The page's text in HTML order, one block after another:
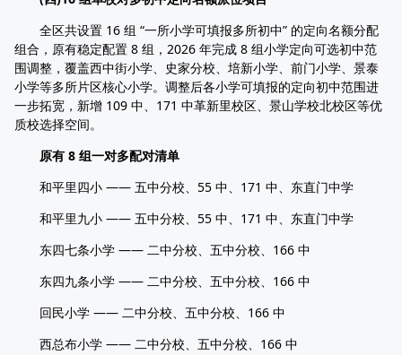
全区共设置 16 组 “一所小学可填报多所初中” 的定向名额分配
组合，原有稳定配置 8 组，2026 年完成 8 组小学定向可选初中范
围调整，覆盖西中街小学、史家分校、培新小学、前门小学、景泰
小学等多所片区核心小学。调整后各小学可填报的定向初中范围进
一步拓宽，新增 109 中、171 中革新里校区、景山学校北校区等优
质校选择空间。
原有 8 组一对多配对清单
和平里四小 —— 五中分校、55 中、171 中、东直门中学
和平里九小 —— 五中分校、55 中、171 中、东直门中学
东四七条小学 —— 二中分校、五中分校、166 中
东四九条小学 —— 二中分校、五中分校、166 中
回民小学 —— 二中分校、五中分校、166 中
西总布小学 —— 二中分校、五中分校、166 中